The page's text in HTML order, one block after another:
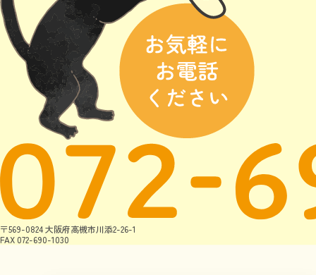
〒569-0824 大阪府高槻市川添2-26-1
FAX 072-690-1030